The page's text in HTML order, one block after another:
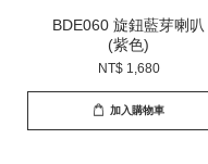
BDE060 旋鈕藍芽喇叭
(紫色)
NT$ 1,680
加入購物車